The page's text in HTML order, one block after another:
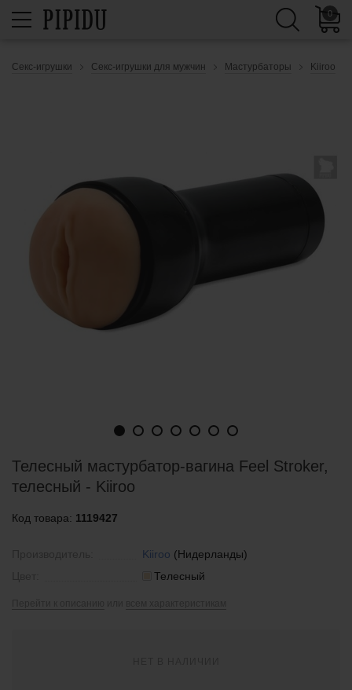
0
Секс-игрушки Секс-игрушки для мужчин Мастурбаторы Kiiroo
Телесный мастурбатор-вагина Feel Stroker,
телесный - Kiiroo
Код товара: 1119427
Kiiroo (Нидерланды)
Телесный